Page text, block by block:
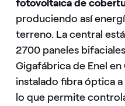
fotovoltaica de
produciendo así
terreno. La central
2700 paneles
Gigafábrica de Enel en
instalado fibra óptica
lo que permite